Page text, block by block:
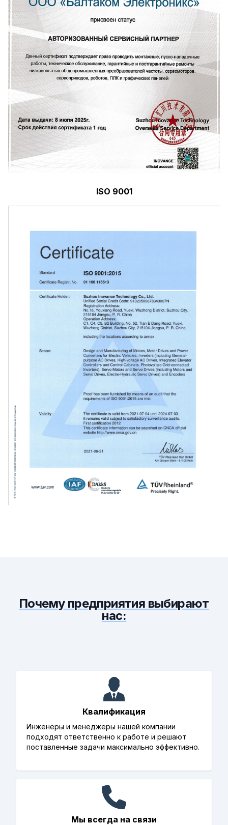
ISO 9001
Почему предприятия выбирают
нас:
Квалификация
Инженеры и менеджеры нашей компании
подходят ответственно к работе и решают
поставленные задачи максимально эффективно.
Мы всегда на связи